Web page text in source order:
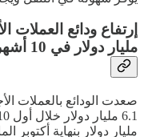
مليار دولار في 10 أشهر
صعدت الودائع بالعملات